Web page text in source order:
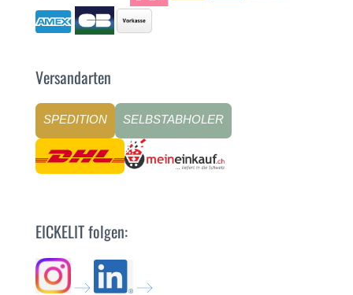
Versandarten
SPEDITION SELBSTABHOLER
EICKELIT folgen: